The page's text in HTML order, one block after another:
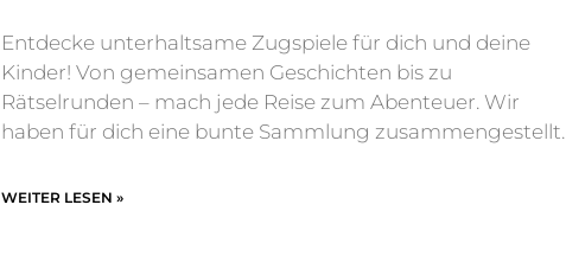
Entdecke unterhaltsame Zugspiele für dich und deine
Kinder! Von gemeinsamen Geschichten bis zu
Rätselrunden – mach jede Reise zum Abenteuer. Wir
haben für dich eine bunte Sammlung zusammengestellt.
WEITER LESEN »